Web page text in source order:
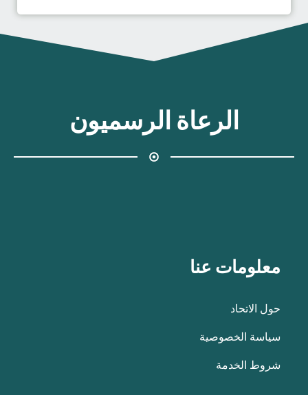
الرعاة الرسميون
معلومات عنا
حول الاتحاد
سياسة الخصوصية
شروط الخدمة